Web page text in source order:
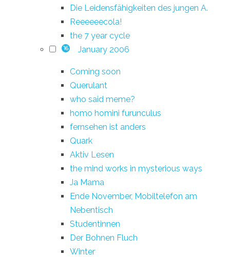
Die Leidensfähigkeiten des jungen A.
Reeeeeecola!
the 7 year cycle
16 January 2006
Coming soon
Querulant
who said meme?
homo homini furunculus
fernsehen ist anders
Quark
Aktiv Lesen
the mind works in mysterious ways
Ja Mama
Ende November, Mobiltelefon am
Nebentisch
Studentinnen
Der Bohnen Fluch
Winter